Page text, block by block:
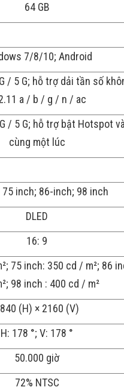
64 GB
7/8/10; Android
/ 5 G; hỗ trợ dải tần số
a / b / g / n / ac
/ 5 G; hỗ trợ bật Hotspot
cùng một lúc
75 inch; 86-inch; 98 inch
DLED
16: 9
75 inch: 350 cd / m²; 86
98 inch : 400 cd / m²
(H) × 2160 (V)
H: 178 °; V: 178 °
50.000 giờ
72% NTSC